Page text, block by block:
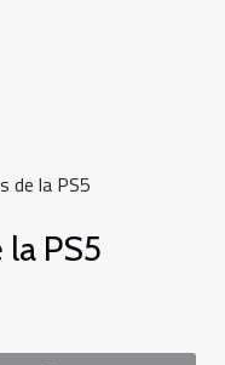
de la PS5
PS5